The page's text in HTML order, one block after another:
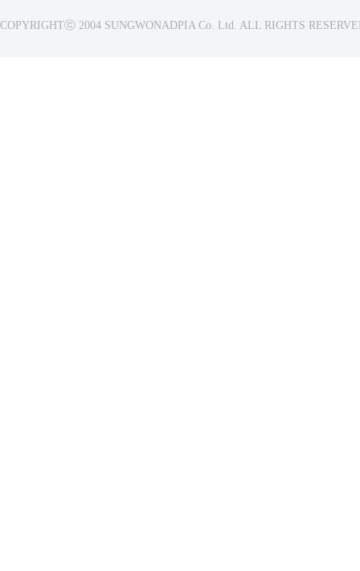
COPYRIGHTⓒ 2004 SUNGWONADPIA Co. Ltd. ALL RIGHTS